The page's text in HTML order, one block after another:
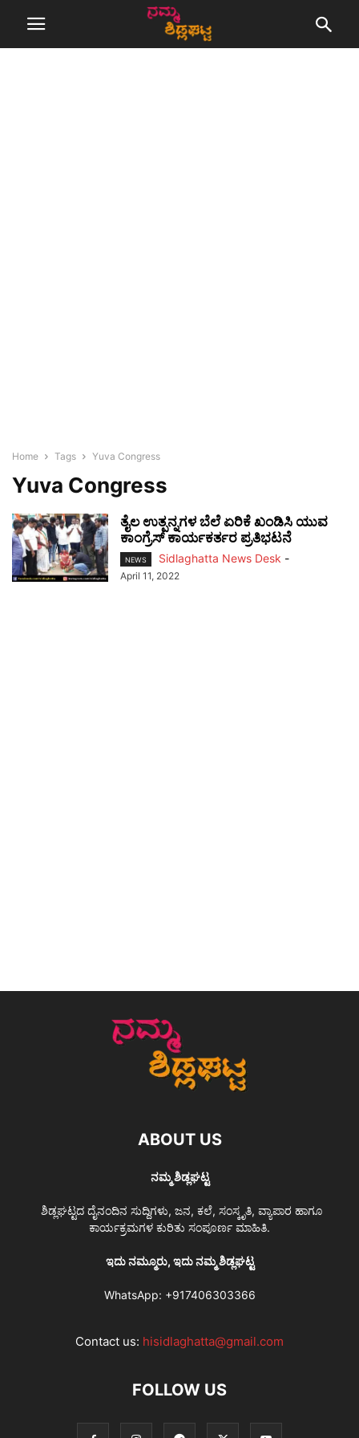
Home Tags Yuva Congress
Yuva Congress
ತೈಲ ಉತ್ಪನ್ನಗಳ ಬೆಲೆ ಏರಿಕೆ ಖಂಡಿಸಿ ಯುವ
ಕಾಂಗ್ರೆಸ್ ಕಾರ್ಯಕರ್ತರ ಪ್ರತಿಭಟನೆ
NEWS Sidlaghatta News Desk -
April 11, 2022
ABOUT US
ನಮ್ಮ ಶಿಡ್ಲಘಟ್ಟ
ಶಿಡ್ಲಘಟ್ಟದ ದೈನಂದಿನ ಸುದ್ದಿಗಳು, ಜನ, ಕಲೆ, ಸಂಸ್ಕೃತಿ, ವ್ಯಾಪಾರ ಹಾಗೂ
ಕಾರ್ಯಕ್ರಮಗಳ ಕುರಿತು ಸಂಪೂರ್ಣ ಮಾಹಿತಿ.
ಇದು ನಮ್ಮೂರು, ಇದು ನಮ್ಮ ಶಿಡ್ಲಘಟ್ಟ
WhatsApp: +917406303366
Contact us: hisidlaghatta@gmail.com
FOLLOW US